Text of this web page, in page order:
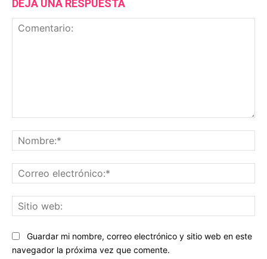
DEJA UNA RESPUESTA
Guardar mi nombre, correo electrónico y sitio web en este
navegador la próxima vez que comente.